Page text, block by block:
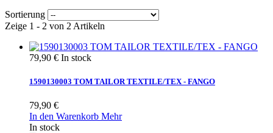
Sortierung
Zeige 1 - 2 von 2 Artikeln
79,90 € In stock
1590130003 TOM TAILOR TEXTILE/TEX - FANGO
79,90 €
In den Warenkorb Mehr
In stock